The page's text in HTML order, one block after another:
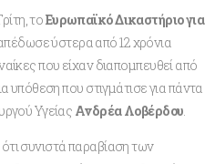
τοΕυρωπαϊκό Δικαστήριο για
ύστερα από 12 χρόνια
που είχαν διαπομπευθεί από
υπόθεση που στιγμάτισε για πάντα
Υγείας ΑνδρέαΛοβέρδου.
συνιστά παραβίαση των